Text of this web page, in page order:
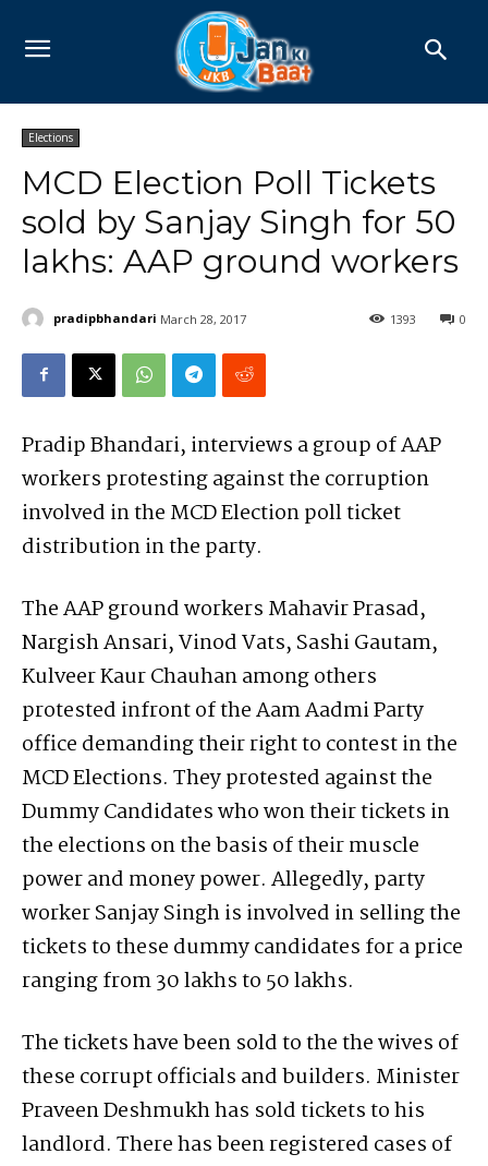
Elections
MCD Election Poll Tickets
sold by Sanjay Singh for 50
lakhs: AAP ground workers
pradipbhandari March 28, 2017 0
1393
Pradip Bhandari, interviews a group of AAP
workers protesting against the corruption
involved in the MCD Election poll ticket
distribution in the party.
The AAP ground workers Mahavir Prasad,
Nargish Ansari, Vinod Vats, Sashi Gautam,
Kulveer Kaur Chauhan among others
protested infront of the Aam Aadmi Party
office demanding their right to contest in the
MCD Elections. They protested against the
Dummy Candidates who won their tickets in
the elections on the basis of their muscle
power and money power. Allegedly, party
worker Sanjay Singh is involved in selling the
tickets to these dummy candidates for a price
ranging from 30 lakhs to 50 lakhs.
The tickets have been sold to the the wives of
these corrupt officials and builders. Minister
Praveen Deshmukh has sold tickets to his
landlord. There has been registered cases of